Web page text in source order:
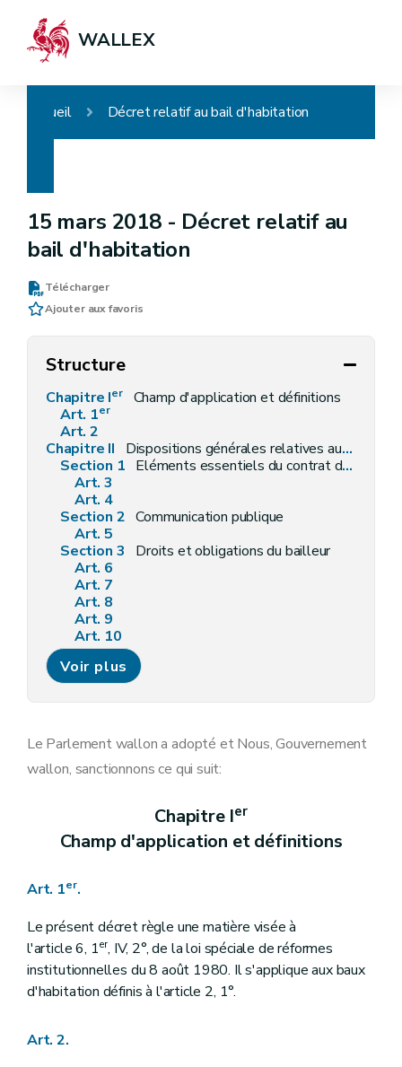
WALLEX
Accueil Décret relatif au bail d'habitation
15 mars 2018 - Décret relatif au
bail d'habitation
Télécharger
Ajouter aux favoris
Structure
Chapitre Ier
Champ d'application et définitions
Art. 1er
Art. 2
Chapitre II
Dispositions générales relatives aux baux d'habitation
Section 1 Eléments essentiels du contrat de bail
Art. 3
Art. 4
Section 2 Communication publique
Art. 5
Section 3
Droits et obligations du bailleur
Art. 6
Art. 7
Art. 8
Art. 9
Art. 10
Art. 11
Art. 12
Art. 13
Art. 15
Art. 17
Art. 21
Section 5
Art. 25
Art. 25/1
Section 6 Indexation
Art. 26
Section 7 État des lieux
Section 8
Voir plus
Le Parlement wallon a adopté et Nous, Gouvernement
wallon, sanctionnons ce qui suit:
Chapitre Ier
Champ d'application et définitions
Art. 1er.
Le présent décret règle une matière visée à
l'article 6, 1er, IV, 2°, de la loi spéciale de réformes
institutionnelles du 8 août 1980. Il s'applique aux baux
d'habitation définis à l'article 2, 1°.
Art. 2.